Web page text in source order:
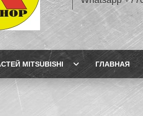
MITSUBISHI ГЛАВНАЯ